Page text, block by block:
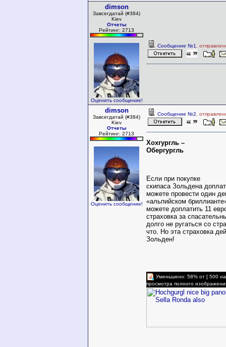
dimson
Завсегдатай (#384)
Kiev
Отчеты
Рейтинг: 2713
Оценить сообщение!
Сообщение №1 ,
dimson
Завсегдатай (#384)
Kiev
Отчеты
Рейтинг: 2713
Оценить сообщение!
Сообщение №2 ,
Хохгургль –
Обергургль
Если при покупке
скипаса Зольдена
можете провести один
«альпийском
можете доплатить 11
страховка за
долго не ругаться со
что. Но эта страховка
Зольден!
Уменьшено: 58% от [ 500
просмотра полного